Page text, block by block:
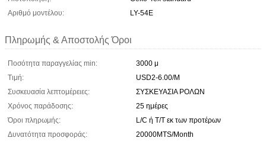
Αριθμό μοντέλου:
LY-54E
Πληρωμής & Αποστολής Όροι
Ποσότητα παραγγελίας min:
3000 μ
Τιμή:
USD2-6.00/M
Συσκευασία λεπτομέρειες:
ΣΥΣΚΕΥΑΣΙΑ ΡΟΛΩΝ
Χρόνος παράδοσης:
25 ημέρες
Όροι πληρωμής:
L/C ή T/T εκ των προτέρων
Δυνατότητα προσφοράς:
20000MTS/Month